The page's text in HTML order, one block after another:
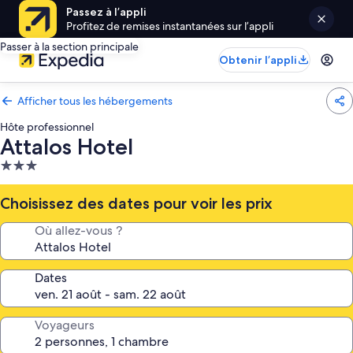
Passez à l’appli
Profitez de remises instantanées sur l’appli
Passer à la section principale
Obtenir l’appli
Afficher tous les hébergements
Hôte professionnel
Attalos Hotel
Hébergement
3.0 étoiles
Choisissez des dates pour voir les prix
Où allez-vous ?
Dates
Voyageurs